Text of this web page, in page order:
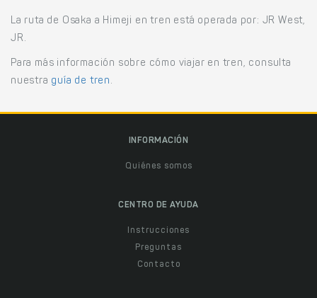
La ruta de Osaka a Himeji en tren está operada por: JR West,
JR.
Para más información sobre cómo viajar en tren, consulta
nuestra guía de tren .
INFORMACIÓN
Quiénes somos
CENTRO DE AYUDA
Instrucciones
Preguntas
Contacto